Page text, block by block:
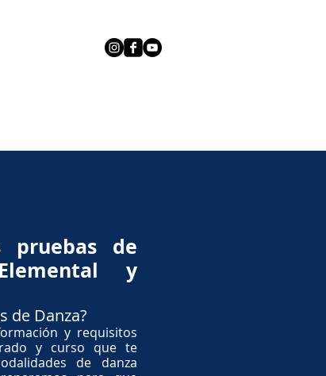
pruebas de
y
de Danza?
y requisitos
y curso que te
de danza